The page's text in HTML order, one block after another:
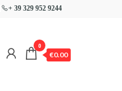
+ 39 329 952 9244
0
€0.00